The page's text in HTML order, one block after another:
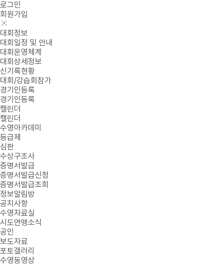
로그인
회원가입
대회정보
대회일정 및 안내
대회운영체계
대회상세정보
신기록현황
대회/강습회참가
경기인등록
경기인등록
캘린더
캘린더
수영아카데미
등급제
심판
수상구조사
증명서발급
증명서발급신청
증명서발급조회
정보알림방
공지사항
수영자료실
시도연맹소식
공인
보도자료
포토갤러리
수영동영상